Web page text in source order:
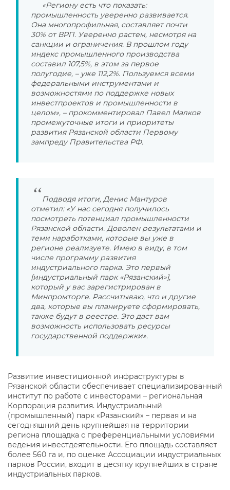
«Региону есть что показать:
промышленность уверенно развивается.
Она многопрофильная, составляет почти
30% от ВРП. Уверенно растем, несмотря на
санкции и ограничения. В прошлом году
индекс промышленного производства
составил 107,5%, в этом за первое
полугодие, – уже 112,2%. Пользуемся всеми
федеральными инструментами и
возможностями по поддержке новых
инвестпроектов и промышленности в
целом», – прокомментировал Павел Малков
промежуточные итоги и приоритеты
развития Рязанской области Первому
зампреду Правительства РФ.
Подводя итоги, Денис Мантуров
отметил: «У нас сегодня получилось
посмотреть потенциал промышленности
Рязанской области. Доволен результатами и
теми наработками, которые вы уже в
регионе реализуете. Имею в виду, в том
числе программу развития
индустриального парка. Это первый
[индустриальный парк «Рязанский»],
который у вас зарегистрирован в
Минпромторге. Рассчитываю, что и другие
два, которые вы планируете сформировать,
также будут в реестре. Это даст вам
возможность использовать ресурсы
государственной поддержки».
Развитие инвестиционной инфраструктуры в
Рязанской области обеспечивает специализированный
институт по работе с инвесторами – региональная
Корпорация развития. Индустриальный
(промышленный) парк «Рязанский» – первая и на
сегодняшний день крупнейшая на территории
региона площадка с преференциальными условиями
ведения инвестдеятельности. Его площадь составляет
более 560 га и, по оценке Ассоциации индустриальных
парков России, входит в десятку крупнейших в стране
индустриальных парков.